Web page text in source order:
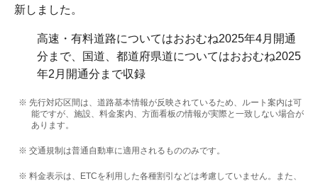
新しました。
高速・有料道路についてはおおむね2025年4月開通
分まで、国道、都道府県道についてはおおむね2025
年2月開通分まで収録
※ 先行対応区間は、道路基本情報が反映されているため、ルート案内は可
能ですが、施設、料金案内、方面看板の情報が実際と一致しない場合が
あります。
※ 交通規制は普通自動車に適用されるもののみです。
※ 料金表示は、ETCを利用した各種割引などは考慮していません。また、